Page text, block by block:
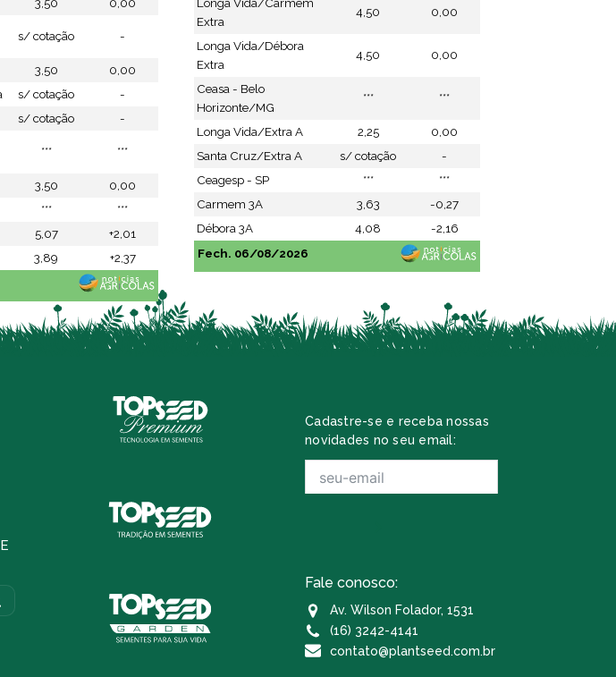
s/ cotação -
3,50
0,00
s/ cotação
-
s/ cotação
-
*** ***
3,50
0,00
***
***
5,07
+2,01
3,89
+2,37
Extra
4,50 0,00
Longa Vida/Débora
Extra
4,50 0,00
Ceasa - Belo
Horizonte/MG
*** ***
Longa Vida/Extra A 2,25
0,00
Santa Cruz/Extra A
s/ cotação
-
Ceagesp - SP
***
***
Carmem 3A
3,63
-0,27
Débora 3A
4,08
-2,16
Fech. 06/08/2026
Cadastre-se e receba nossas
novidades no seu email:
Fale conosco:
Av. Wilson Folador, 1531
(16) 3242-4141
contato@plantseed.com.br